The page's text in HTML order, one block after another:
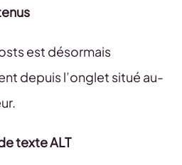
est désormais
depuis l’onglet situé au-
texte ALT